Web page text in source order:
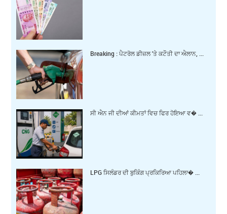
Breaking : ਪੈਟਰੋਲ ਡੀਜ਼ਲ 'ਤੇ ਕਟੌਤੀ ਦਾ ਐਲਾਨ, ...
ਸੀ ਐਨ ਜੀ ਦੀਆਂ ਕੀਮਤਾਂ ਵਿਚ ਫਿਰ ਹੋਇਆ ਵ� ...
LPG ਸਿਲੰਡਰ ਦੀ ਬੁਕਿੰਗ ਪ੍ਰਕਿਰਿਆ ਪਹਿਲਾ� ...